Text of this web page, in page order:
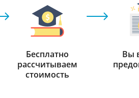
Бесплатно
рассчитываем
стоимость
Вы